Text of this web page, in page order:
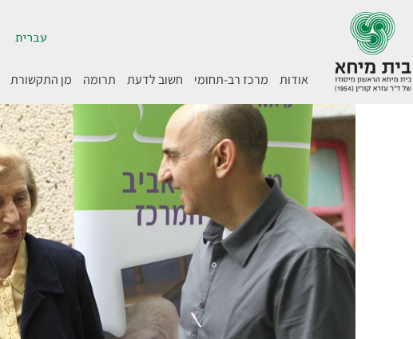
עברית
אודות מרכז רב-תחומי חשוב לדעת תרומה מן התקשורת